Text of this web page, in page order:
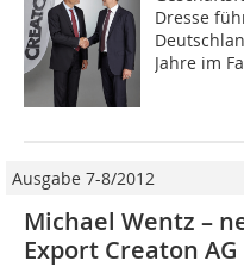
Dresse
Jahre im
Ausgabe 7-8/2012
Michael Wentz –
Export Creaton AG